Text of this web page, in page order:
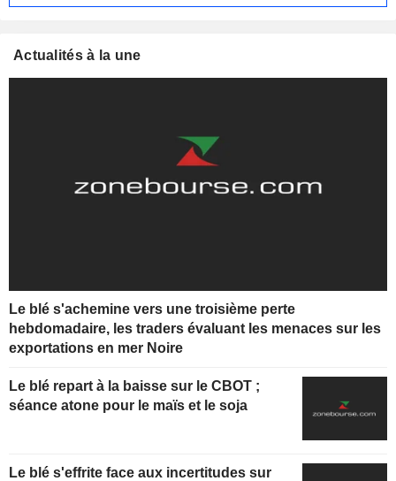
Actualités à la une
Le blé s'achemine vers une troisième perte
hebdomadaire, les traders évaluant les menaces sur les
exportations en mer Noire
Le blé repart à la baisse sur le CBOT ;
séance atone pour le maïs et le soja
Le blé s'effrite face aux incertitudes sur